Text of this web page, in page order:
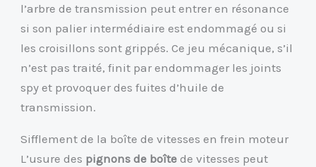
l’arbre de transmission peut entrer en résonance
si son palier intermédiaire est endommagé ou si
les croisillons sont grippés. Ce jeu mécanique, s’il
n’est pas traité, finit par endommager les joints
spy et provoquer des fuites d’huile de
transmission.
Sifflement de la boîte de vitesses en frein moteur
L’usure des pignons de boîte de vitesses peut